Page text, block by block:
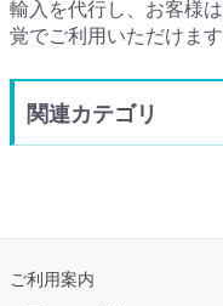
輸入を代行し、お客様
覚でご利用いただけます
関連カテゴリ
ご利用案内